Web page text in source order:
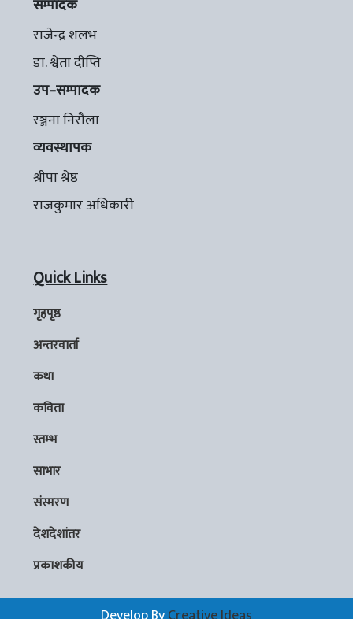
सम्पादक
राजेन्द्र शलभ
डा. श्वेता दीप्ति
उप–सम्पादक
रञ्जना निरौला
व्यवस्थापक
श्रीपा श्रेष्ठ
राजकुमार अधिकारी
Quick Links
गृहपृष्ठ
अन्तरवार्ता
कथा
कविता
स्तम्भ
साभार
संस्मरण
देशदेशांतर
प्रकाशकीय